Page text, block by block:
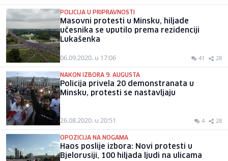
POLICIJA U PRIPRAVNOSTI
Masovni protesti u Minsku, hiljade
učesnika se uputilo prema rezidenciji
Lukašenka
06.09.2020. u 17:06 41 28
NAKON IZBORA 9. AUGUSTA
Policija privela 20 demonstranata u
Minsku, protesti se nastavljaju
26.08.2020. u 20:51 4 28
OPOZICIJA NA NOGAMA
Haos poslije izbora: Novi protesti u
Bjelorusiji, 100 hiljada ljudi na ulicama